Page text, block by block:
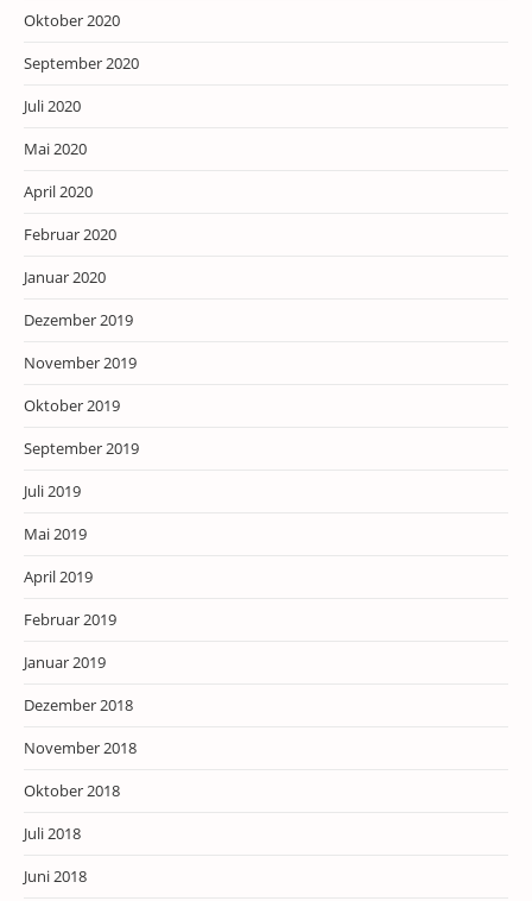
Oktober 2020
September 2020
Juli 2020
Mai 2020
April 2020
Februar 2020
Januar 2020
Dezember 2019
November 2019
Oktober 2019
September 2019
Juli 2019
Mai 2019
April 2019
Februar 2019
Januar 2019
Dezember 2018
November 2018
Oktober 2018
Juli 2018
Juni 2018